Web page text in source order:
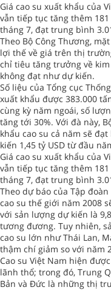
Giá cao su xuất khẩu của
vẫn tiếp tục tăng thêm
tháng 7, đạt trung bình
Theo Bộ Công Thương,
lợi thế về giá trên thị
chỉ tiêu tăng trưởng về
không đạt như dự kiến.
Số liệu của Tổng cục
xuất khẩu được 383.000
cùng kỳ năm ngoái, số
tăng tới 30%. Với đà này,
khẩu cao su cả năm sẽ
kiến 1,45 tỷ USD từ đầu
Giá cao su xuất khẩu của
vẫn tiếp tục tăng thêm
tháng 7, đạt trung bình
Theo dự báo của Tập
cao su thế giới năm 2008
với sản lượng dự kiến là
tương đương. Tuy nhiên,
cao su lớn như Thái Lan,
thậm chí giảm so với năm
Cao su Việt Nam hiện
lãnh thổ; trong đó, Trung
Bản và Đức là những thị